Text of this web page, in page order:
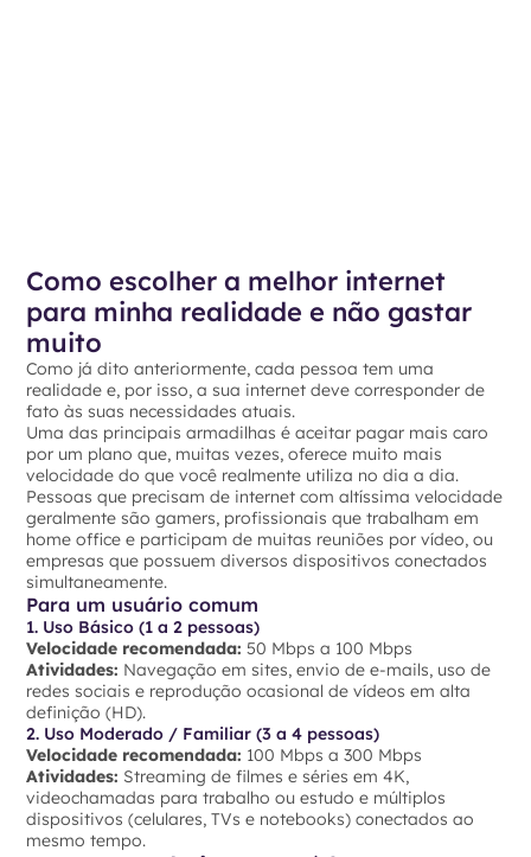
Como escolher a melhor internet
para minha realidade e não gastar
muito
Como já dito anteriormente, cada pessoa tem uma
realidade e, por isso, a sua internet deve corresponder de
fato às suas necessidades atuais.
Uma das principais armadilhas é aceitar pagar mais caro
por um plano que, muitas vezes, oferece muito mais
velocidade do que você realmente utiliza no dia a dia.
Pessoas que precisam de internet com altíssima velocidade
geralmente são gamers, profissionais que trabalham em
home office e participam de muitas reuniões por vídeo, ou
empresas que possuem diversos dispositivos conectados
simultaneamente.
Para um usuário comum
1. Uso Básico (1 a 2 pessoas)
Velocidade recomendada: 50 Mbps a 100 Mbps
Atividades: Navegação em sites, envio de e-mails, uso de
redes sociais e reprodução ocasional de vídeos em alta
definição (HD).
2. Uso Moderado / Familiar (3 a 4 pessoas)
Velocidade recomendada: 100 Mbps a 300 Mbps
Atividades: Streaming de filmes e séries em 4K,
videochamadas para trabalho ou estudo e múltiplos
dispositivos (celulares, TVs e notebooks) conectados ao
mesmo tempo.